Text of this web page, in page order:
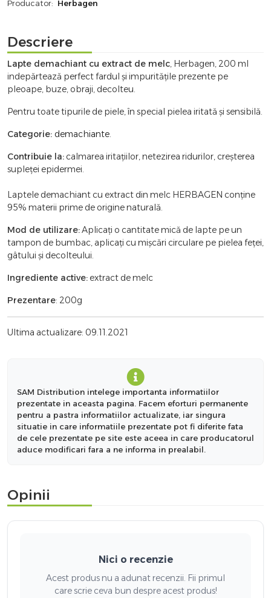
Producator: Herbagen
Descriere
Lapte demachiant cu extract de melc, Herbagen, 200 ml
indepărtează perfect fardul și impuritățile prezente pe
pleoape, buze, obraji, decolteu.
Pentru toate tipurile de piele, în special pielea iritată și sensibilă.
Categorie: demachiante.
Contribuie la: calmarea iritațiilor, netezirea ridurilor, creșterea
supleței epidermei.
Laptele demachiant cu extract din melc HERBAGEN conține
95% materii prime de origine naturală.
Mod de utilizare:Aplicați o cantitate mică de lapte pe un
tampon de bumbac, aplicați cu mișcări circulare pe pielea feței,
gâtului și decolteului.
Ingrediente active: extract de melc
Prezentare: 200g
Ultima actualizare: 09.11.2021
SAM Distribution intelege importanta informatiilor
prezentate in aceasta pagina. Facem eforturi permanente
pentru a pastra informatiilor actualizate, iar singura
situatie in care informatiile prezentate pot fi diferite fata
de cele prezentate pe site este aceea in care producatorul
aduce modificari fara a ne informa in prealabil.
Opinii
Nici o recenzie
Acest produs nu a adunat recenzii. Fii primul
care scrie ceva bun despre acest produs!